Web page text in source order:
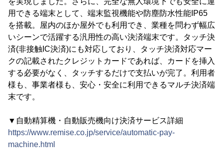
用できる端末として、端末監視機能や防塵防水性能IP65
を搭載。屋内のほか屋外でも利用でき、業種を問わず幅広
いシーンで活躍する汎用性の高い決済端末です。タッチ決
済(非接触IC決済)にも対応しており、タッチ決済対応マー
クの記載されたクレジットカードであれば、カードを挿入
する必要がなく、タッチするだけで支払いが完了。利用者
様も、事業者様も、安心・安全に利用できるマルチ決済端
末です。
▼自動精算機・自動販売機向け決済サービス詳細
https://www.remise.co.jp/service/automatic-pay-
machine.html